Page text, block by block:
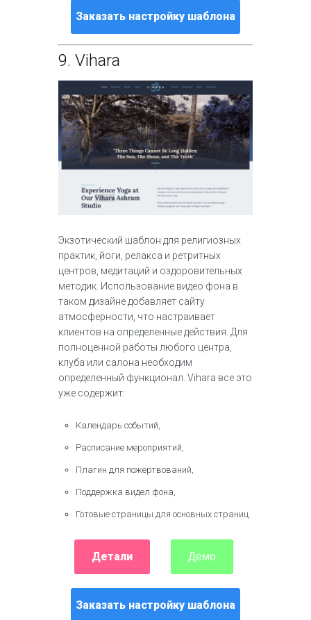
Заказать настройку шаблона
9. Vihara
Экзотический шаблон для религиозных
практик, йоги, релакса и ретритных
центров, медитаций и оздоровительных
методик. Использование видео фона в
таком дизайне добавляет сайту
атмосферности, что настраивает
клиентов на определенные действия. Для
полноценной работы любого центра,
клуба или салона необходим
определенный функционал. Vihara все это
уже содержит:
Календарь событий,
Расписание мероприятий,
Плагин для пожертвований,
Поддержка видел фона,
Готовые страницы для основных страниц.
Детали Демо
Заказать настройку шаблона